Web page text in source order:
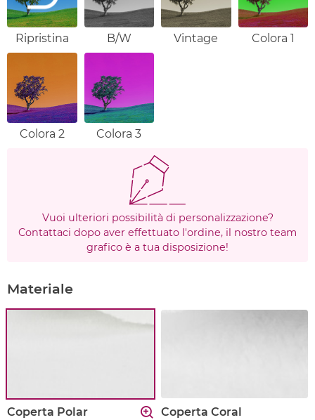
Ripristina B/W Vintage Colora 1
Colora 2 Colora 3
Vuoi ulteriori possibilità di personalizzazione?
Contattaci dopo aver effettuato l'ordine, il nostro team
grafico è a tua disposizione!
Materiale
Coperta Polar Coperta Coral